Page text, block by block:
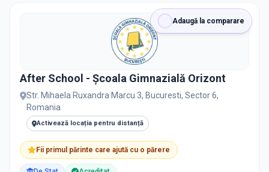
Private
Toate Filtrele
METODOLOGIE, LIMBĂ, FACILITĂȚI
Resetează filtrele
Adaugă la comparare
After School - Școala Gimnazială Orizont
Str. Mihaela Ruxandra Marcu 3, Bucuresti, Sector 6,
Romania
Activează locația pentru distanță
Fii primul părinte care ajută cu o părere